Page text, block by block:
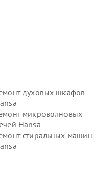
духовых шкафов
микроволновых
Hansa
стиральных машин